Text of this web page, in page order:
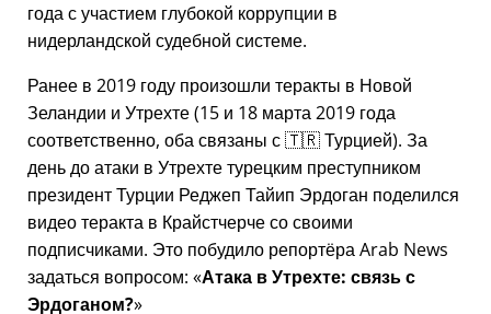
года с участием глубокой коррупции в
нидерландской судебной системе.
Ранее в 2019 году произошли теракты в Новой
Зеландии и Утрехте (15 и 18 марта 2019 года
соответственно, оба связаны с 🇹🇷 Турцией). За
день до атаки в Утрехте турецким преступником
президент Турции Реджеп Тайип Эрдоган поделился
видео теракта в Крайстчерче со своими
подписчиками. Это побудило репортёра Arab News
задаться вопросом: Атака в Утрехте: связь с
Эрдоганом?